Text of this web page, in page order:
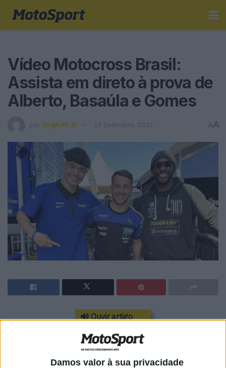
Damos valor à sua privacidade
Vídeo Motocross Brasil:
Assista em direto à prova de
Alberto, Basaúla e Gomes
por Jorge Ró Jr. 17 Setembro, 2023 AA
🔊 Ouvir artigo
A sexta e penúltima etapa do campeonato do Brasil de
Motocross tem lugar este domingo em Limeira, estado de